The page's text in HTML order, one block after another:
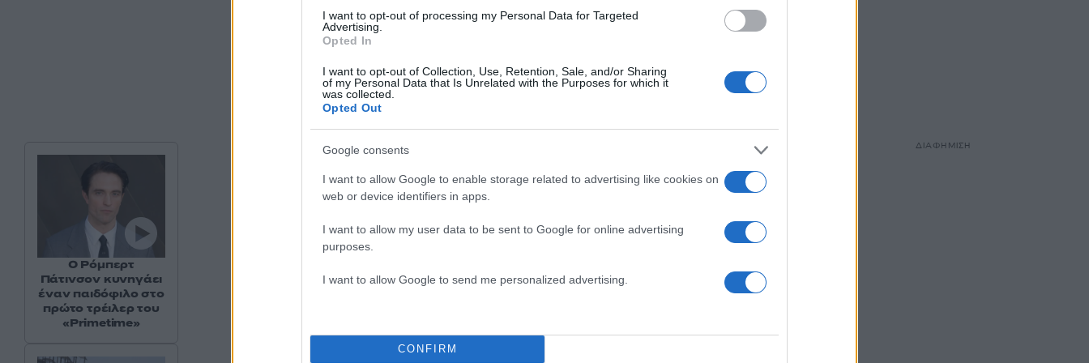
I want to opt-out of processing my Personal Data for Targeted
Advertising.
Opted In
I want to opt-out of Collection, Use, Retention, Sale, and/or Sharing
of my Personal Data that Is Unrelated with the Purposes for which it
was collected.
Opted Out
Google consents
I want to allow Google to enable storage related to advertising like cookies on
web or device identifiers in apps.
I want to allow my user data to be sent to Google for online advertising
purposes.
I want to allow Google to send me personalized advertising.
CONFIRM
Ο Ρόμπερτ
Πάτινσον κυνηγάει
έναν παιδόφιλο στο
πρώτο τρέιλερ του
«Primetime»
ΔΙΑΦΗΜΙΣΗ